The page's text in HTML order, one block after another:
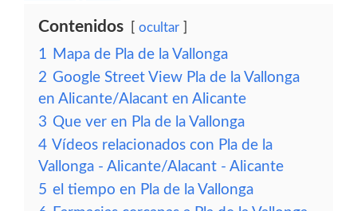
Contenidos ocultar
1 Mapa de Pla de la Vallonga
2 Google Street View Pla de la Vallonga
en Alicante/Alacant en Alicante
3 Que ver en Pla de la Vallonga
4 Vídeos relacionados con Pla de la
Vallonga - Alicante/Alacant - Alicante
5 el tiempo en Pla de la Vallonga